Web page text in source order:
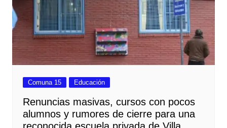
Comuna 15 Educación
Renuncias masivas, cursos con pocos
alumnos y rumores de cierre para una